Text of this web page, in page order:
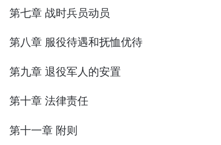
第七章 战时兵员动员
第八章 服役待遇和抚恤优待
第九章 退役军人的安置
第十章 法律责任
第十一章 附则